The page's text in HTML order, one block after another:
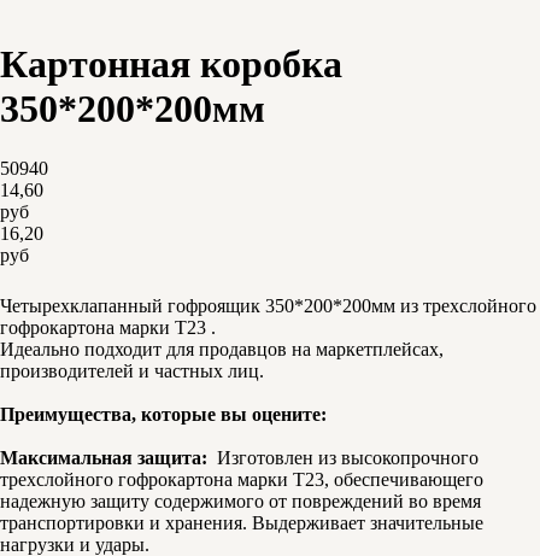
Картонная коробка
350*200*200мм
50940
14,60
руб
16,20
руб
Четырехклапанный гофроящик 350*200*200мм из трехслойного
гофрокартона марки Т23 .
Идеально подходит для продавцов на маркетплейсах,
производителей и частных лиц.
Преимущества, которые вы оцените:
Максимальная защита: Изготовлен из высокопрочного
трехслойного гофрокартона марки Т23, обеспечивающего
надежную защиту содержимого от повреждений во время
транспортировки и хранения. Выдерживает значительные
нагрузки и удары.